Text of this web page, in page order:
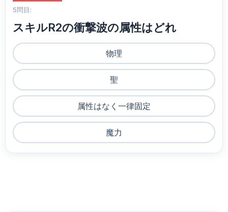
5問目:
スキルR2の衝撃波の属性はどれ
物理
聖
属性はなく一律固定
魔力